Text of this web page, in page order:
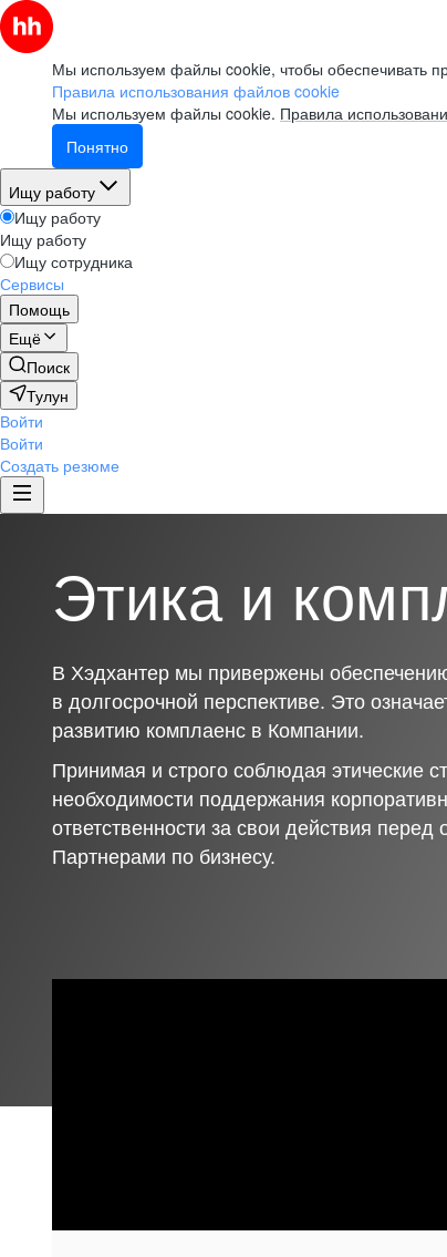
Мы используем файлы cookie, чтобы обеспечивать
Правила использования файлов cookie
Мы используем файлы cookie. Правила
Понятно
Ищу работу
Ищу работу
Ищу работу
Ищу сотрудника
Сервисы
Помощь
Ещё
Поиск
Тулун
Войти
Войти
Создать резюме
Этика и
В Хэдхантер мы привержены
в долгосрочной перспективе. Это
развитию комплаенс в Компании.
Принимая и строго соблюдая этические
необходимости поддержания
ответственности за свои действия
Партнерами по бизнесу.